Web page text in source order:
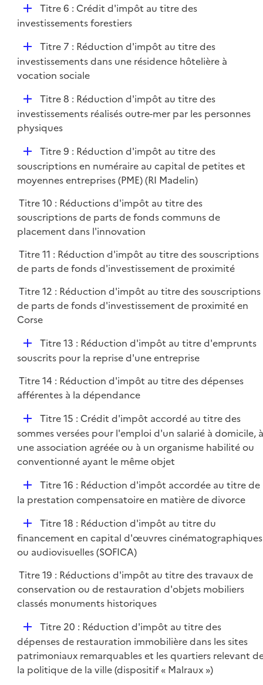
i
D
é
i
e
Titre 6 : Crédit d'impôt au titre des
investissements forestiers
D
é
p
e
r
Titre 7 : Réduction d'impôt au titre des
investissements dans une résidence hôtelière à
vocation sociale
D
é
p
e
r
Titre 8 : Réduction d'impôt au titre des
investissements réalisés outre-mer par les personnes
physiques
D
é
p
i
e
r
Titre 9 : Réduction d'impôt au titre des
souscriptions en numéraire au capital de petites et
moyennes entreprises (PME) (RI Madelin)
Titre 10 : Réductions d'impôt au titre des
souscriptions de parts de fonds communs de
placement dans l'innovation
Titre 11 : Réduction d'impôt au titre des souscriptions
de parts de fonds d'investissement de proximité
Titre 12 : Réduction d'impôt au titre des souscriptions
de parts de fonds d'investissement de proximité en
Corse
D
é
l
i
Titre 13 : Réduction d'impôt au titre d'emprunts
souscrits pour la reprise d'une entreprise
Titre 14 : Réduction d'impôt au titre des dépenses
afférentes à la dépendance
D
é
p
l
r
Titre 15 : Crédit d'impôt accordé au titre des
sommes versées pour l'emploi d'un salarié à domicile, à
une association agréée ou à un organisme habilité ou
conventionné ayant le même objet
D
é
i
e
Titre 16 : Réduction d'impôt accordée au titre de
la prestation compensatoire en matière de divorce
D
é
p
i
e
r
Titre 18 : Réduction d'impôt au titre du
financement en capital d'œuvres cinématographiques
ou audiovisuelles (SOFICA)
Titre 19 : Réductions d'impôt au titre des travaux de
conservation ou de restauration d'objets mobiliers
classés monuments historiques
D
é
p
l
Titre 20 : Réduction d'impôt au titre des
dépenses de restauration immobilière dans les sites
patrimoniaux remarquables et les quartiers relevant
la politique de la ville (dispositif « Malraux »)